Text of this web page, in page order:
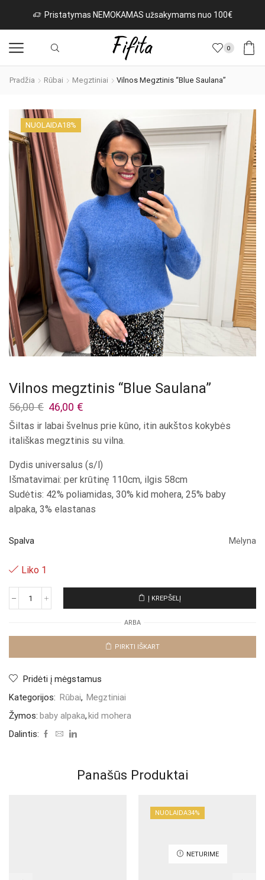
užsakymams nuo 100€ Naujos prekės iš
0
Pradžia Rūbai Megztiniai Vilnos Megztinis “Blue Saulana”
NUOLAIDA18%
Vilnos megztinis “Blue Saulana”
56,00€ Original
price
was:
56,00 €.
46,00 €
is:
46,00 €.
Šiltas ir labai švelnus prie kūno, itin aukštos kokybės
itališkas megztinis su vilna.
Dydis universalus (s/l)
Išmatavimai: per krūtinę 110cm, ilgis 58cm
Sudėtis: 42% poliamidas, 30% kid mohera, 25% baby
alpaka, 3% elastanas
Spalva Mėlyna
Liko 1
produkto
megztinis
Į KREPŠELĮ
ARBA
PIRKTI IŠKART
Pridėti į mėgstamus
Kategorijos: Rūbai, Megztiniai
Žymos: baby alpaka,kid mohera
Dalintis:
Panašūs Produktai
NUOLAIDA34%
NETURIME